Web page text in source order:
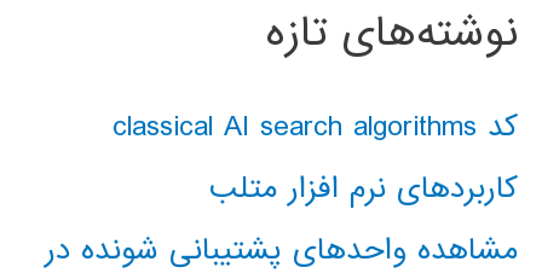
نوشته‌های تازه
کد classical AI search algorithms
کاربردهای نرم افزار متلب
مشاهده واحدهای پشتیبانی شونده در